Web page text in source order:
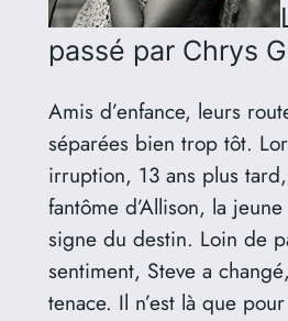
passé par Chrys
Amis d’enfance, leurs
séparées bien trop tôt.
irruption, 13 ans plus
fantôme d’Allison, la
signe du destin. Loin de
sentiment, Steve a
tenace. Il n’est là que